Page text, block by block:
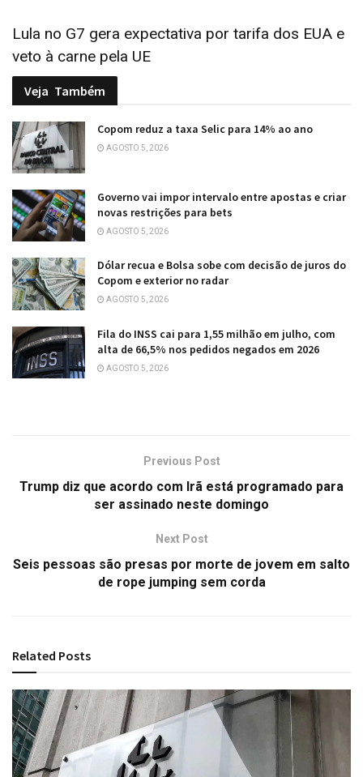
Lula no G7 gera expectativa por tarifa dos EUA e
veto à carne pela UE
Veja Também
Copom reduz a taxa Selic para 14% ao ano
AGOSTO 5, 2026
Governo vai impor intervalo entre apostas e criar
novas restrições para bets
AGOSTO 5, 2026
Dólar recua e Bolsa sobe com decisão de juros do
Copom e exterior no radar
AGOSTO 5, 2026
Fila do INSS cai para 1,55 milhão em julho, com
alta de 66,5% nos pedidos negados em 2026
AGOSTO 5, 2026
Previous Post
Trump diz que acordo com Irã está programado para
ser assinado neste domingo
Next Post
Seis pessoas são presas por morte de jovem em salto
de rope jumping sem corda
Related Posts